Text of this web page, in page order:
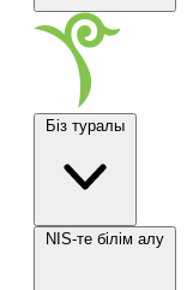
Біз туралы
NIS-те білім алу